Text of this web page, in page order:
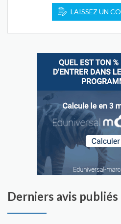
LAISSEZ UN
Derniers avis publiés